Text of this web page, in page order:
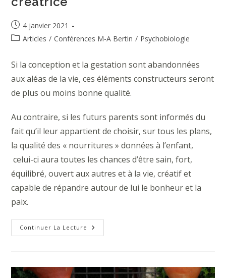
Publication
publiée :
4 janvier 2021
PostArticles / Conférences M-A Bertin / Psychobiologie
Si la conception et la gestation sont abandonnées
aux aléas de la vie, ces éléments constructeurs seront
de plus ou moins bonne qualité.
Au contraire, si les futurs parents sont informés du
fait qu’il leur appartient de choisir, sur tous les plans,
la qualité des « nourritures » données à l’enfant,
celui-ci aura toutes les chances d’être sain, fort,
équilibré, ouvert aux autres et à la vie, créatif et
capable de répandre autour de lui le bonheur et la
paix.
Continuer La Lecture La
Grossesse